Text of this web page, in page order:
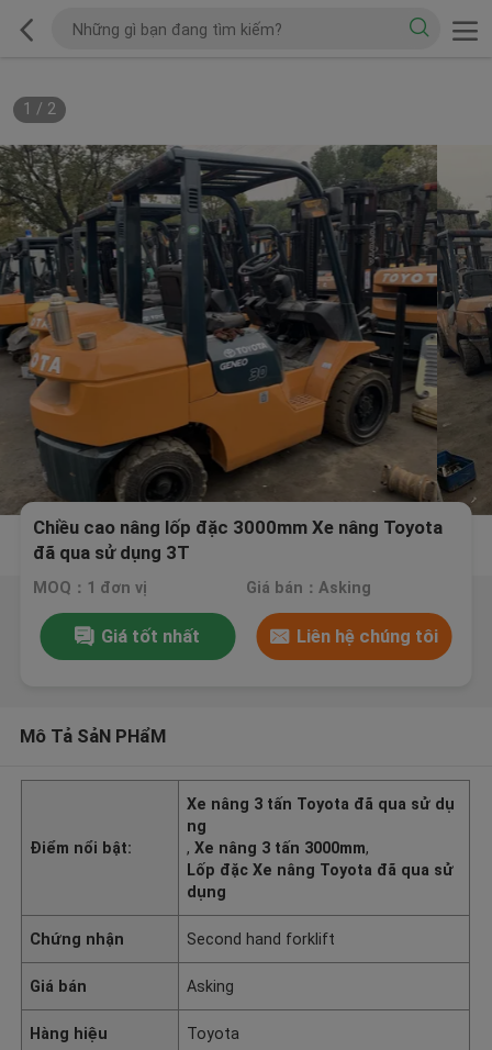
1 / 2
Chiều cao nâng lốp đặc 3000mm Xe nâng Toyota
đã qua sử dụng 3T
MOQ：1 đơn vị Giá bán：Asking
Giá tốt nhất Liên hệ chúng tôi
Mô Tả SảN PHẩM
Điểm nổi bật:
Xe nâng 3 tấn Toyota đã qua sử dụ
ng
,Xe nâng 3 tấn 3000mm,
Lốp đặc Xe nâng Toyota đã qua sử
dụng
Chứng nhận Second hand forklift
Giá bán Asking
Hàng hiệu Toyota